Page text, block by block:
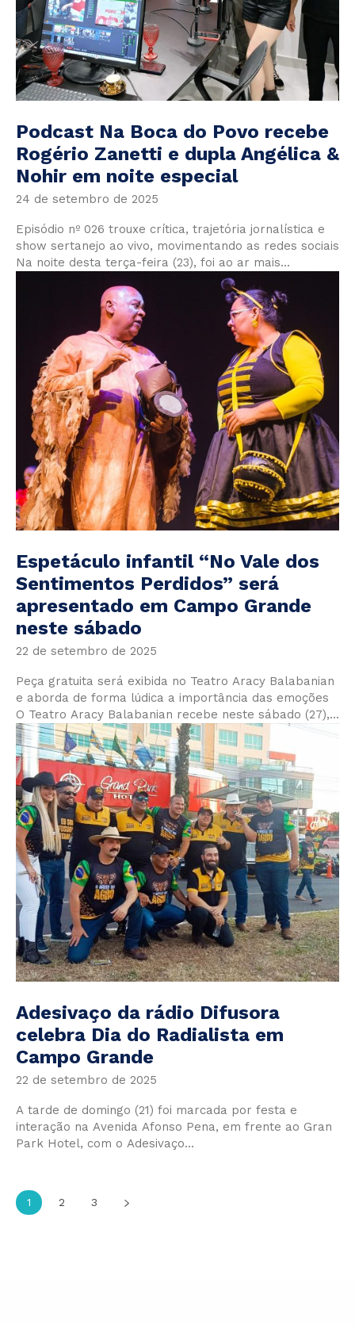
Podcast Na Boca do Povo recebe
Rogério Zanetti e dupla Angélica &
Nohir em noite especial
24 de setembro de 2025
Episódio nº 026 trouxe crítica, trajetória jornalística e
show sertanejo ao vivo, movimentando as redes sociais
Na noite desta terça-feira (23), foi ao ar mais...
Espetáculo infantil “No Vale dos
Sentimentos Perdidos” será
apresentado em Campo Grande
neste sábado
22 de setembro de 2025
Peça gratuita será exibida no Teatro Aracy Balabanian
e aborda de forma lúdica a importância das emoções
O Teatro Aracy Balabanian recebe neste sábado (27),...
Adesivaço da rádio Difusora
celebra Dia do Radialista em
Campo Grande
22 de setembro de 2025
A tarde de domingo (21) foi marcada por festa e
interação na Avenida Afonso Pena, em frente ao Gran
Park Hotel, com o Adesivaço...
1 2 3